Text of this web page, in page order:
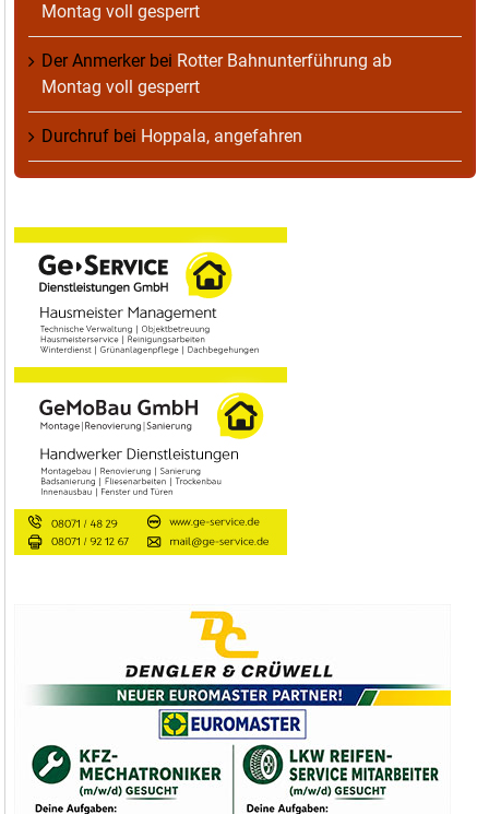
Montag voll gesperrt
Der Anmerkerbei Rotter Bahnunterführung ab
Montag voll gesperrt
Durchruf bei Hoppala, angefahren